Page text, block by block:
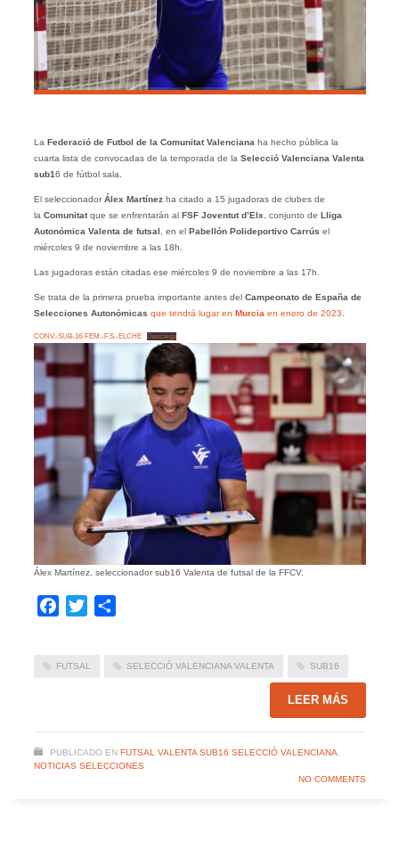
La Federació de Futbol de la Comunitat Valenciana ha hecho pública la
cuarta lista de convocadas de la temporada de la Selecció Valenciana Valenta
sub16 de fútbol sala.
El seleccionadorÁlex Martínezha citado a 15 jugadoras de clubes de
la Comunitatque se enfrentarán al FSF Joventut d’Elx , conjunto de Lliga
Autonómica Valenta de futsal , en el Pabellón Polideportivo Carrús el
miércoles 9 de noviembre a las 18h.
Las jugadoras están citadas ese miércoles 9 de noviembre a las 17h.
Se trata de la primera prueba importante antes del Campeonato de España de
Selecciones Autonómicas que tendrá lugar en Murcia en enero de 2023
CONV.-SUB-16-FEM.-F.S.-ELCHE Descarga
Álex Martínez, seleccionador sub16 Valenta de futsal de la FFCV.
Facebook
Twitter
FUTSAL SELECCIÓ VALENCIANA VALENTA SUB16
LEER MÁS
PUBLICADO EN FUTSAL VALENTA SUB16 SELECCIÓ VALENCIANA
NOTICIAS SELECCIONES
NO COMMENTS